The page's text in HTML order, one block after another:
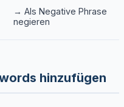
→ Als Negative Phrase
negieren
hinzufügen